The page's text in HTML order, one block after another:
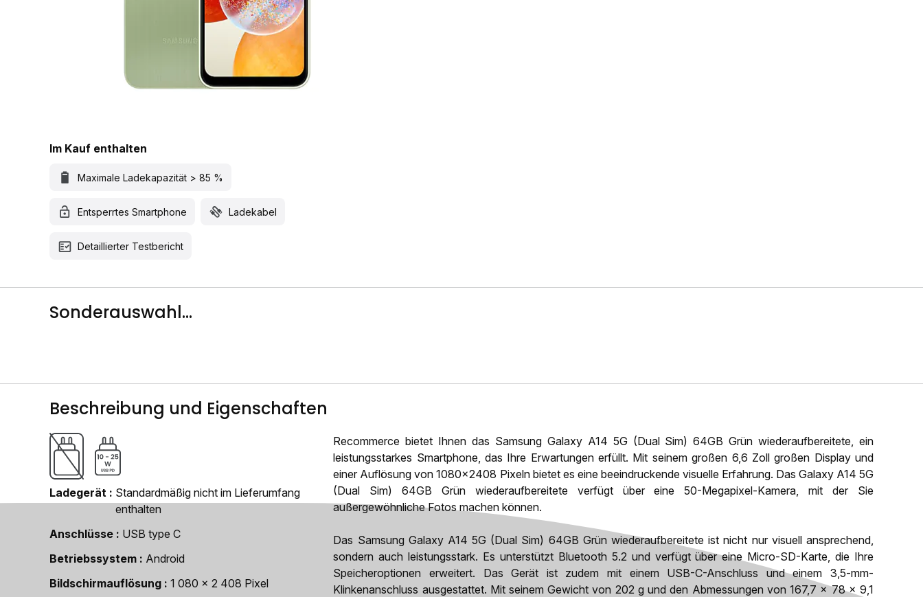
Im Kauf enthalten
Maximale Ladekapazität > 85 %
Entsperrtes Smartphone Ladekabel
Detaillierter Testbericht
Sonderauswahl...
Beschreibung und Eigenschaften
Ladegerät
Standardmäßig nicht im Lieferumfang
enthalten
Anschlüsse
USB type C
Betriebssystem
Android
Bildschirmauflösung
1 080 x 2 408 Pixel
Recommerce bietet Ihnen das Samsung Galaxy A14 5G (Dual Sim) 64GB Grün wiederaufbereitete, ein
leistungsstarkes Smartphone, das Ihre Erwartungen erfüllt. Mit seinem großen 6,6 Zoll großen Display und
einer Auflösung von 1080x2408 Pixeln bietet es eine beeindruckende visuelle Erfahrung. Das Galaxy A14 5G
(Dual Sim) 64GB Grün wiederaufbereitete verfügt über eine 50-Megapixel-Kamera, mit der Sie
außergewöhnliche Fotos machen können.
Das Samsung Galaxy A14 5G (Dual Sim) 64GB Grün wiederaufbereitete ist nicht nur visuell ansprechend,
sondern auch leistungsstark. Es unterstützt Bluetooth 5.2 und verfügt über eine Micro-SD-Karte, die Ihre
Speicheroptionen erweitert. Das Gerät ist zudem mit einem USB-C-Anschluss und einem 3,5-mm-
Klinkenanschluss ausgestattet. Mit seinem Gewicht von 202 g und den Abmessungen von 167,7 x 78 x 9,1